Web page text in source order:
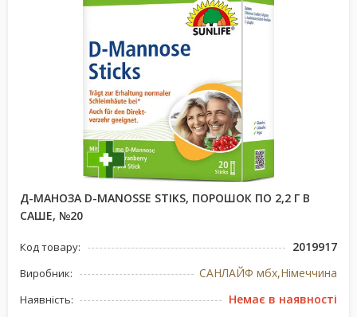
Д-МАНОЗА D-MANOSSE STIKS, ПОРОШОК ПО 2,2 Г В
САШЕ, №20
Код товару: 2019917
Виробник: САНЛАЙФ мбх,Німеччина
Наявність: Немає в наявності